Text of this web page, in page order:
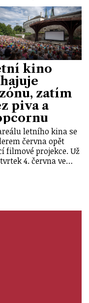
kino
zatím
piva a
letního kina se
června opět
filmové projekce. Už
4. června ve…